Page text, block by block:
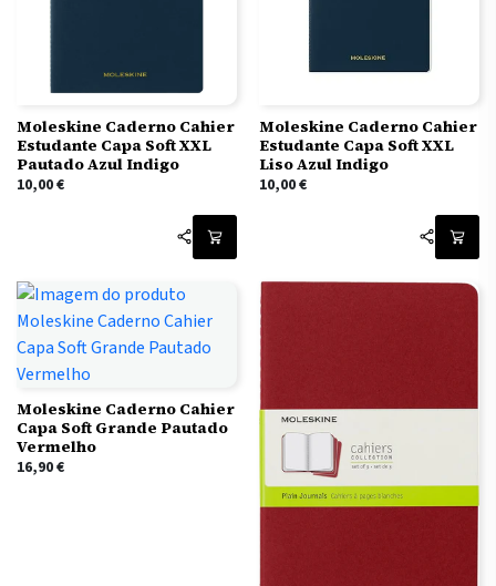
Moleskine Caderno Cahier
Estudante Capa Soft XXL
Pautado Azul Indigo
10,00€
Moleskine Caderno Cahier
Estudante Capa Soft XXL
Liso Azul Indigo
10,00€
Moleskine Caderno Cahier
Capa Soft Grande Pautado
Vermelho
16,90€